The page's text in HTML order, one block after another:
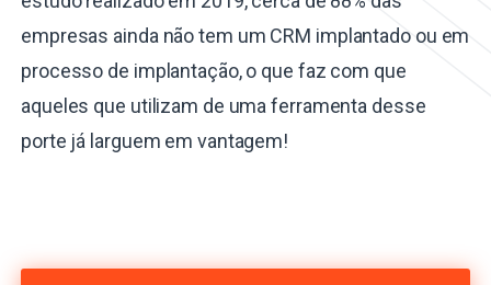
empresas ainda não tem um CRM implantado ou em
processo de implantação, o que faz com que
aqueles que utilizam de uma ferramenta desse
porte já larguem em vantagem!